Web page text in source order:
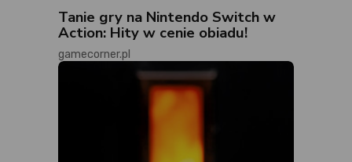
Tanie gry na Nintendo Switch w
Action: Hity w cenie obiadu!
gamecorner.pl